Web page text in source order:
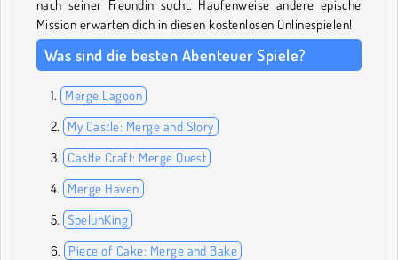
nach seiner Freundin sucht. Haufenweise andere epische
Mission erwarten dich in diesen kostenlosen Onlinespielen!
Was sind die besten Abenteuer Spiele?
Merge Lagoon
My Castle: Merge and Story
Castle Craft: Merge Quest
Merge Haven
SpelunKing
Piece of Cake: Merge and Bake